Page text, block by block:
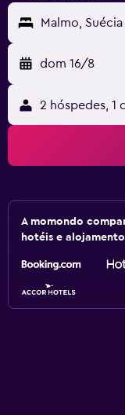
Malmo, Suécia
dom 16/8
2 hóspedes, 1
A momondo
hotéis e